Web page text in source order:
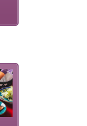
予約制）
時
わ
を
・